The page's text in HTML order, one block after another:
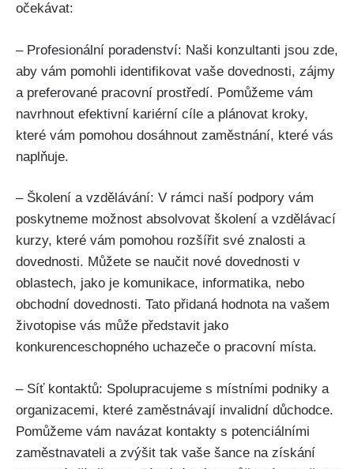
očekávat:
– Profesionální poradenství: Naši konzultanti jsou zde,
aby vám pomohli identifikovat vaše dovednosti, zájmy
a preferované pracovní prostředí. Pomůžeme vám
navrhnout efektivní kariérní cíle a plánovat kroky,
které vám pomohou dosáhnout zaměstnání, které vás
naplňuje.
– Školení a vzdělávání: V rámci naší podpory vám
poskytneme možnost absolvovat školení a vzdělávací
kurzy, které vám pomohou rozšířit své znalosti a
dovednosti. Můžete se naučit nové dovednosti v
oblastech, jako je komunikace, informatika, nebo
obchodní dovednosti. Tato přidaná hodnota na vašem
životopise vás může představit jako
konkurenceschopného uchazeče o pracovní místa.
– Síť kontaktů: Spolupracujeme s místními podniky a
organizacemi, které zaměstnávají invalidní důchodce.
Pomůžeme vám navázat kontakty s potenciálními
zaměstnavateli a zvýšit tak vaše šance na získání